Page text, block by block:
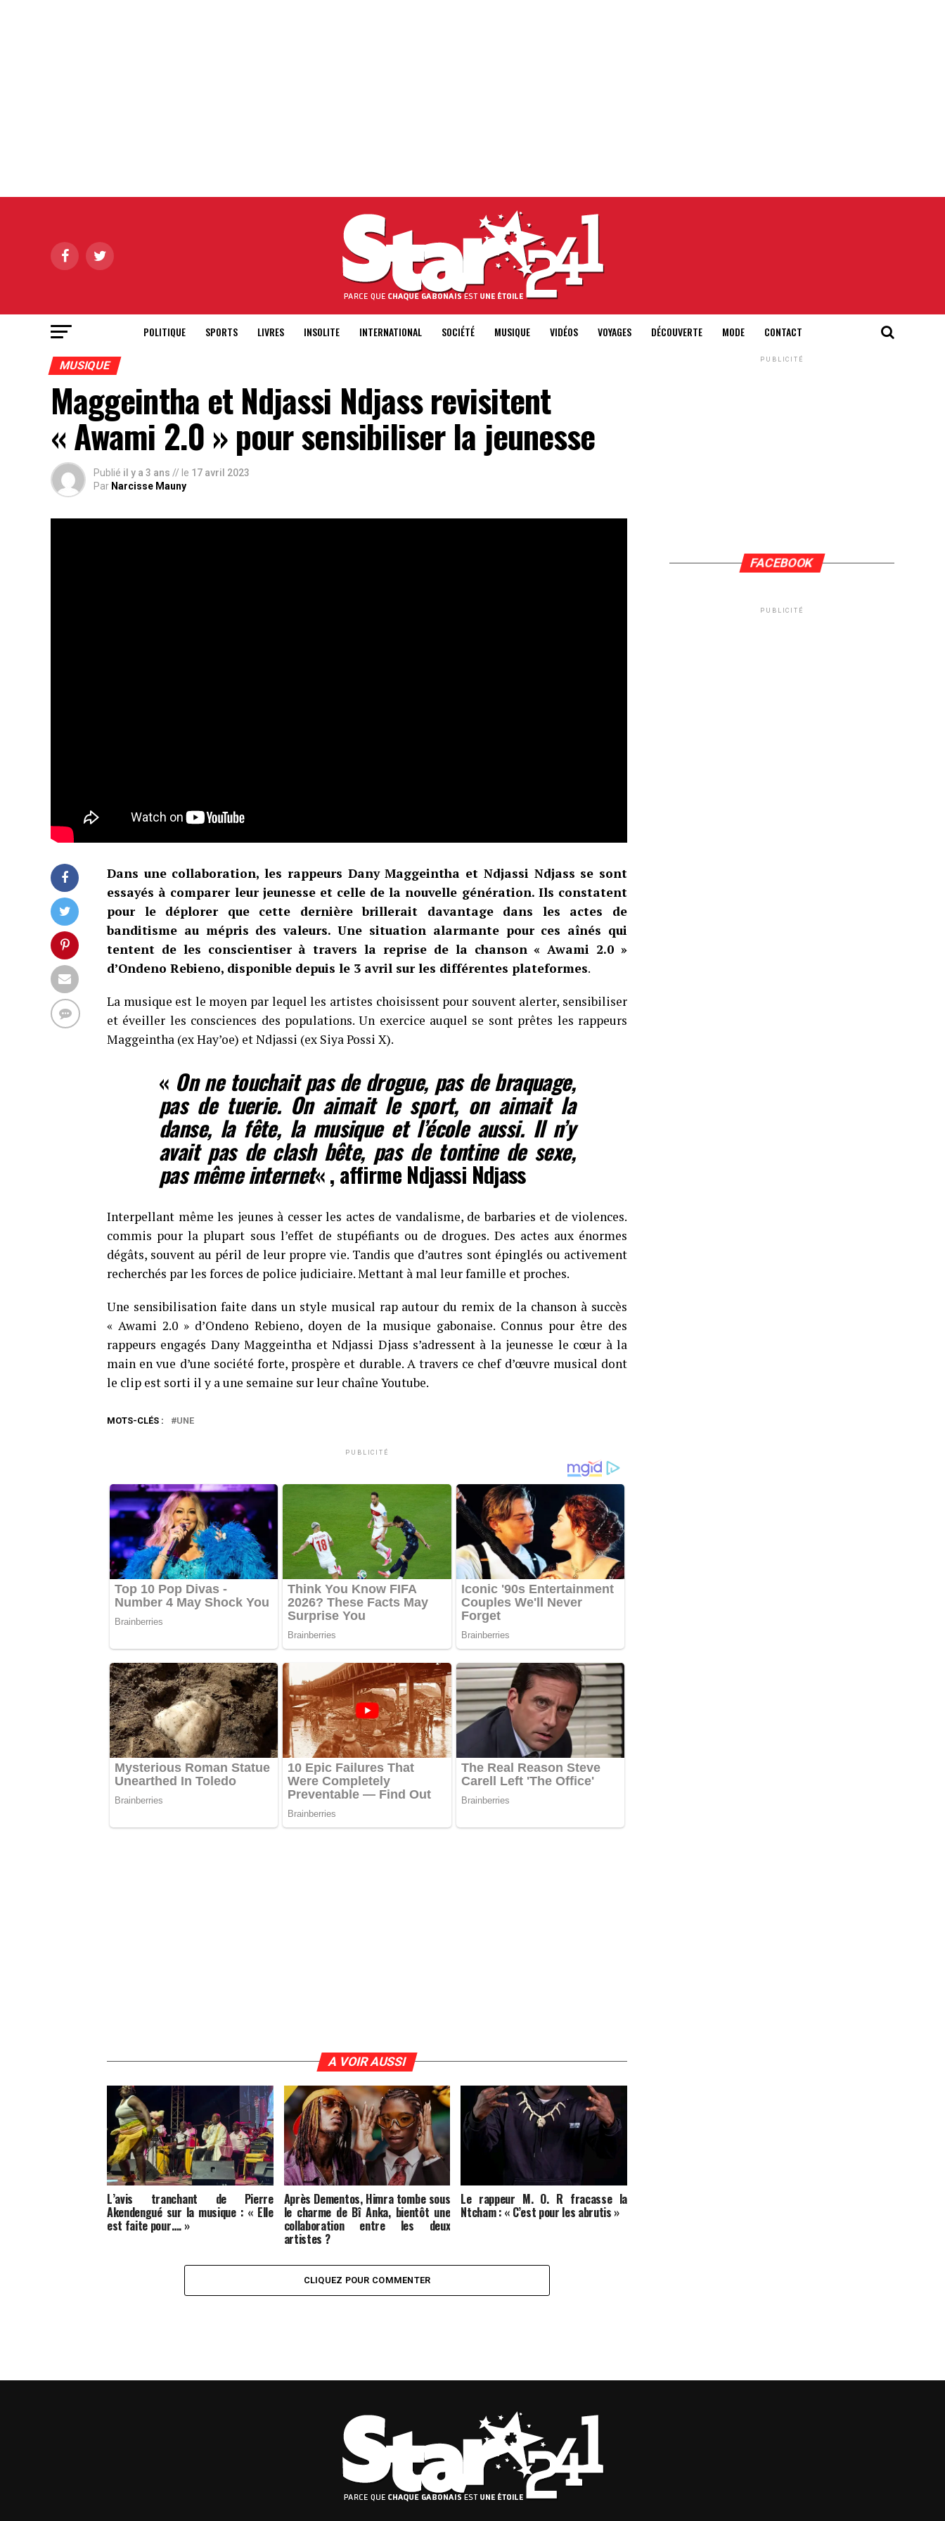
POLITIQUE SPORTS LIVRES INSOLITE INTERNATIONAL SOCIÉTÉ MUSIQUE VIDÉOS VOYAGES DÉCOUVERTE MODE CONTACT
MUSIQUE
Maggeintha et Ndjassi Ndjass revisitent
« Awami 2.0 » pour sensibiliser la jeunesse
Publié il y a 3 ans // le 17 avril 2023
Par Narcisse Mauny
Dans une collaboration, les rappeurs Dany Maggeintha et Ndjassi Ndjass se sont
essayés à comparer leur jeunesse et celle de la nouvelle génération. Ils constatent
pour le déplorer que cette dernière brillerait davantage dans les actes de
banditisme au mépris des valeurs. Une situation alarmante pour ces aînés qui
tentent de les conscientiser à travers la reprise de la chanson « Awami 2.0 »
d’Ondeno Rebieno, disponible depuis le 3 avril sur les différentes plateformes.
La musique est le moyen par lequel les artistes choisissent pour souvent alerter, sensibiliser
et éveiller les consciences des populations. Un exercice auquel se sont prêtes les rappeurs
Maggeintha (ex Hay’oe) et Ndjassi (ex Siya Possi X).
« On ne touchait pas de drogue, pas de braquage,
pas de tuerie. On aimait le sport, on aimait la
danse, la fête, la musique et l’école aussi. Il n’y
avait pas de clash bête, pas de tontine de sexe,
pas même internet« , affirme Ndjassi Ndjass
Interpellant même les jeunes à cesser les actes de vandalisme, de barbaries et de violences.
commis pour la plupart sous l’effet de stupéfiants ou de drogues. Des actes aux énormes
dégâts, souvent au péril de leur propre vie. Tandis que d’autres sont épinglés ou activement
recherchés par les forces de police judiciaire. Mettant à mal leur famille et proches.
Une sensibilisation faite dans un style musical rap autour du remix de la chanson à succès
« Awami 2.0 » d’Ondeno Rebieno, doyen de la musique gabonaise. Connus pour être des
rappeurs engagés Dany Maggeintha et Ndjassi Djass s’adressent à la jeunesse le cœur à la
main en vue d’une société forte, prospère et durable. A travers ce chef d’œuvre musical dont
le clip est sorti il y a une semaine sur leur chaîne Youtube.
MOTS-CLÉS : UNE
PUBLICITÉ
A VOIR AUSSI
L’avis tranchant de Pierre
Akendengué sur la musique : « Elle
est faite pour…. »
Après Dementos, Himra tombe sous
le charme de Bî Anka, bientôt une
collaboration entre les deux
artistes ?
Le rappeur M. O. R fracasse la
Ntcham : « C’est pour les abrutis »
CLIQUEZ POUR COMMENTER
PUBLICITÉ
FACEBOOK
PUBLICITÉ